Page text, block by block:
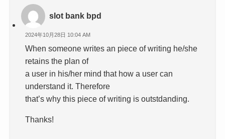
slot bank bpd
2024年10月28日 10:04 AM
When someone writes an piece of writing he/she
retains the plan of
a user in his/her mind that how a user can
understand it. Therefore
that’s why this piece of writing is outstdanding.
Thanks!